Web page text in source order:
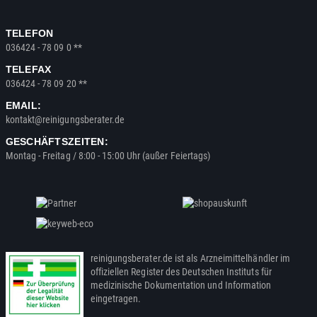
TELEFON
036424 - 78 09 0 **
TELEFAX
036424 - 78 09 20 **
EMAIL:
kontakt@reinigungsberater.de
GESCHÄFTSZEITEN:
Montag - Freitag / 8:00 - 15:00 Uhr (außer Feiertags)
reinigungsberater.de ist als Arzneimittelhändler im
offiziellen Register des Deutschen Instituts für
medizinische Dokumentation und Information
eingetragen.